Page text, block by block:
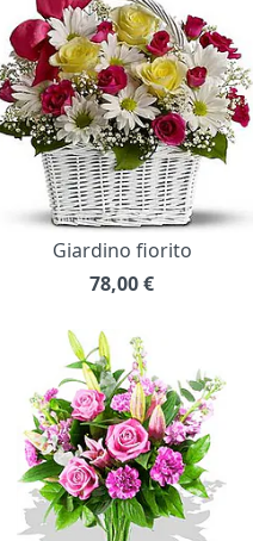
Giardino fiorito
78,00€